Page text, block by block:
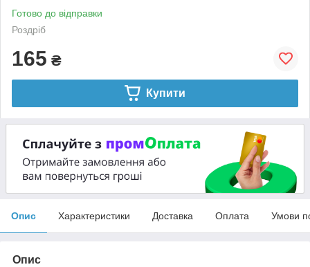
Готово до відправки
Роздріб
165 ₴
Купити
Опис Характеристики Доставка Оплата Умови
Опис